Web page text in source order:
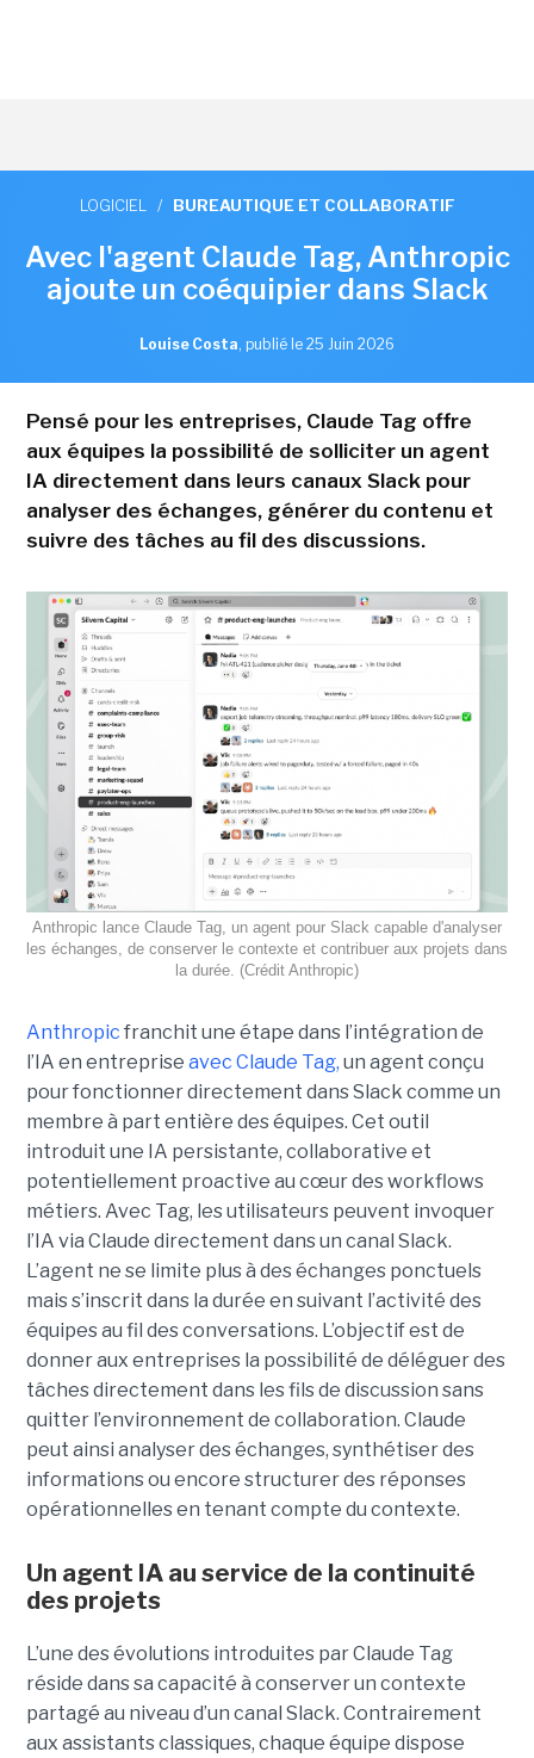
LOGICIEL / BUREAUTIQUE ET COLLABORATIF
Avec l'agent Claude Tag, Anthropic
ajoute un coéquipier dans Slack
Louise Costa, publié le 25 Juin 2026
Pensé pour les entreprises, Claude Tag offre
aux équipes la possibilité de solliciter un agent
IA directement dans leurs canaux Slack pour
analyser des échanges, générer du contenu et
suivre des tâches au fil des discussions.
Anthropic lance Claude Tag, un agent pour Slack capable d'analyser
les échanges, de conserver le contexte et contribuer aux projets dans
la durée. (Crédit Anthropic)
Anthropic franchit une étape dans l’intégration de
l’IA en entreprise avec Claude Tag, un agent conçu
pour fonctionner directement dans Slack comme un
membre à part entière des équipes. Cet outil
introduit une IA persistante, collaborative et
potentiellement proactive au cœur des workflows
métiers. Avec Tag, les utilisateurs peuvent invoquer
l’IA via Claude directement dans un canal Slack.
L’agent ne se limite plus à des échanges ponctuels
mais s’inscrit dans la durée en suivant l’activité des
équipes au fil des conversations. L’objectif est de
donner aux entreprises la possibilité de déléguer des
tâches directement dans les fils de discussion sans
quitter l’environnement de collaboration. Claude
peut ainsi analyser des échanges, synthétiser des
informations ou encore structurer des réponses
opérationnelles en tenant compte du contexte.
Un agent IA au service de la continuité
des projets
L’une des évolutions introduites par Claude Tag
réside dans sa capacité à conserver un contexte
partagé au niveau d’un canal Slack. Contrairement
aux assistants classiques, chaque équipe dispose